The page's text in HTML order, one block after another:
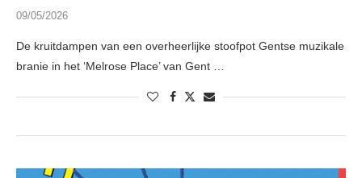
09/05/2026
De kruitdampen van een overheerlijke stoofpot Gentse muzikale
branie in het ‘Melrose Place’ van Gent …